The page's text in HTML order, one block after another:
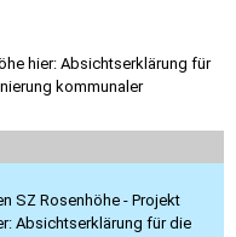
hier: Absichtserklärung für
kommunaler
SZ Rosenhöhe - Projekt
Absichtserklärung für die